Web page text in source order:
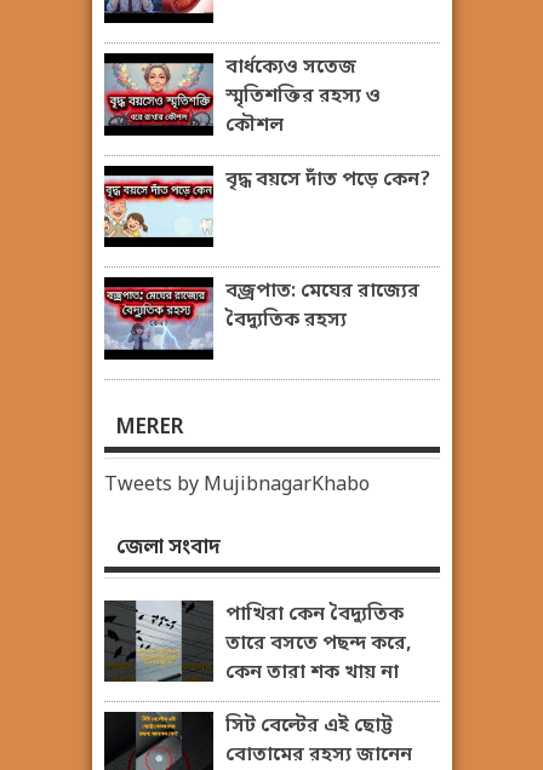
বার্ধক্যেও সতেজ
স্মৃতিশক্তির রহস্য ও
কৌশল
বৃদ্ধ বয়সে দাঁত পড়ে কেন?
বজ্রপাত: মেঘের রাজ্যের
বৈদ্যুতিক রহস্য
MERER
Tweets by MujibnagarKhabo
জেলা সংবাদ
পাখিরা কেন বৈদ্যুতিক
তারে বসতে পছন্দ করে,
কেন তারা শক খায় না
সিট বেল্টের এই ছোট্ট
বোতামের রহস্য জানেন